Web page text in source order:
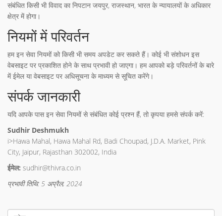
संबंधित किसी भी विवाद का निपटान जयपुर, राजस्थान, भारत के न्यायालयों के अधिकार
क्षेत्र में होगा।
नियमों में परिवर्तन
हम इन सेवा नियमों को किसी भी समय अपडेट कर सकते हैं। कोई भी संशोधन इस
वेबसाइट पर प्रकाशित होने के साथ प्रभावी हो जाएगा। हम आपको बड़े परिवर्तनों के बारे
में ईमेल या वेबसाइट पर अधिसूचना के माध्यम से सूचित करेंगे।
संपर्क जानकारी
यदि आपके पास इन सेवा नियमों से संबंधित कोई प्रश्न हैं, तो कृपया हमसे संपर्क करें:
Sudhir Deshmukh
i>Hawa Mahal, Hawa Mahal Rd, Badi Choupad, J.D.A. Market, Pink
City, Jaipur, Rajasthan 302002, India
ईमेल: sudhir@thivra.co.in
प्रभावी तिथि: 5 अप्रैल, 2024